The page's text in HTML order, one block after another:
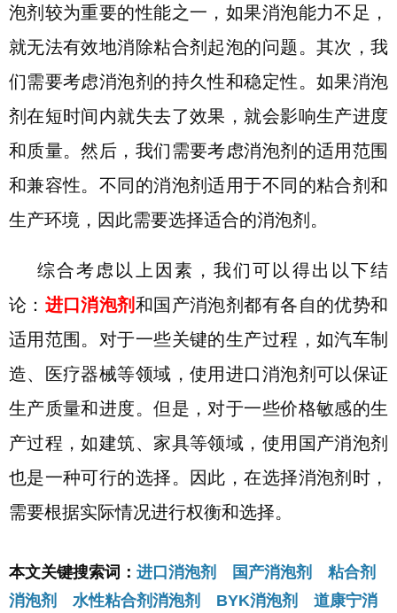
泡剂较为重要的性能之一，如果消泡能力不足，
就无法有效地消除粘合剂起泡的问题。其次，我
们需要考虑消泡剂的持久性和稳定性。如果消泡
剂在短时间内就失去了效果，就会影响生产进度
和质量。然后，我们需要考虑消泡剂的适用范围
和兼容性。不同的消泡剂适用于不同的粘合剂和
生产环境，因此需要选择适合的消泡剂。
综合考虑以上因素，我们可以得出以下结
论： 进口消泡剂 和国产消泡剂都有各自的优势和
适用范围。对于一些关键的生产过程，如汽车制
造、医疗器械等领域，使用进口消泡剂可以保证
生产质量和进度。但是，对于一些价格敏感的生
产过程，如建筑、家具等领域，使用国产消泡剂
也是一种可行的选择。因此，在选择消泡剂时，
需要根据实际情况进行权衡和选择。
本文关键搜索词： 进口消泡剂 国产消泡剂 粘合剂
消泡剂 水性粘合剂消泡剂 BYK消泡剂 道康宁消